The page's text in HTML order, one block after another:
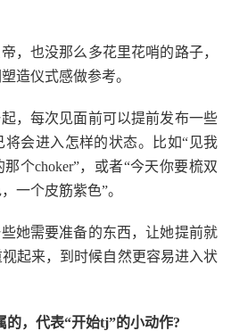
，也没那么多花里花哨的路子，
造仪式感做参考。
，每次见面前可以提前发布一些
会进入怎样的状态。比如“见我
个choker”，或者“今天你要梳双
一个皮筋紫色”。
她需要准备的东西，让她提前就
起来，到时候自然更容易进入状
的，代表“开始tj”的小动作?